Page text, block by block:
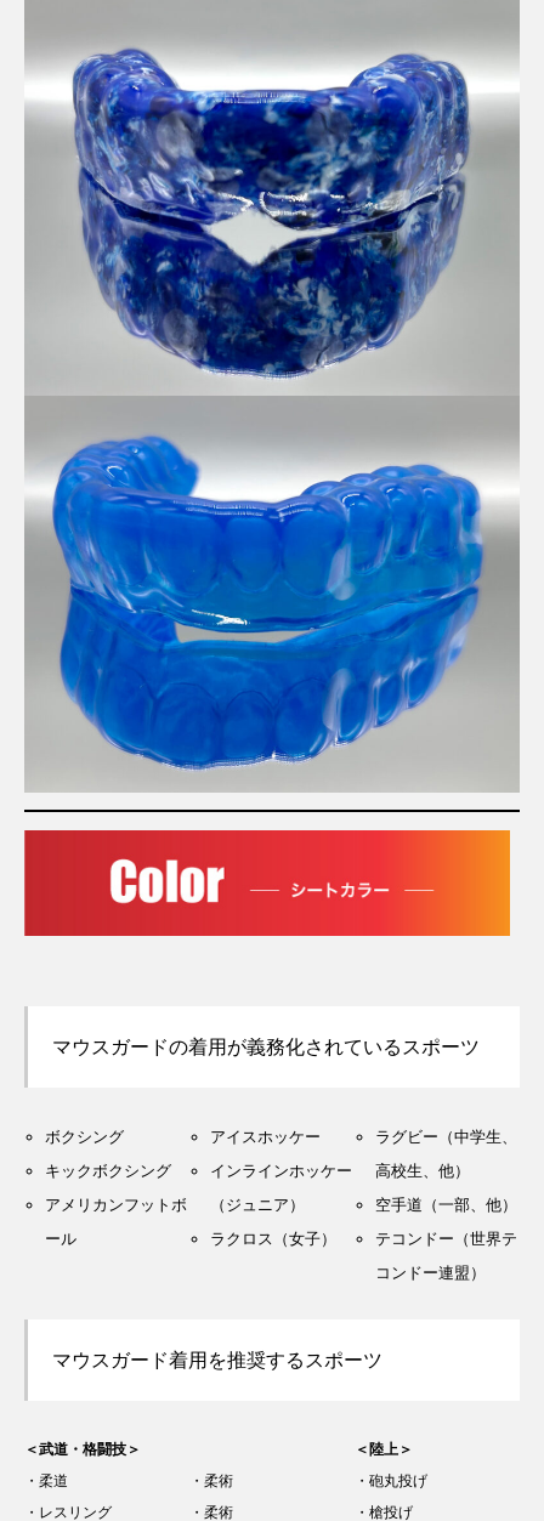
マウスガードの着用が義務化されているスポーツ
ボクシング
キックボクシング
アメリカンフットボ
ール
アイスホッケー
インラインホッケー
（ジュニア）
ラクロス（女子）
ラグビー（中学生、
高校生、他）
空手道（一部、他）
テコンドー（世界テ
コンドー連盟）
マウスガード着用を推奨するスポーツ
＜武道・格闘技＞
・柔道
・レスリング
・柔術
・柔術
＜陸上＞
・砲丸投げ
・槍投げ